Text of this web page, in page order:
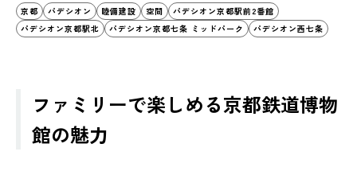
京都 パデシオン 睦備建設 空間
パデシオン京都駅前2番館
パデシオン京都駅北
パデシオン京都七条 ミッドパーク パデシオン西七条
ファミリーで楽しめる京都鉄道博物
館の魅力